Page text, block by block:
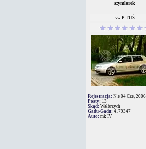
szymlorek
vw PITUŚ
Rejestracja: Nie 04 Cze, 2006
Posty: 13
Skąd: Wałbrzych
Gadu-Gadu: 4179347
Auto: mk IV